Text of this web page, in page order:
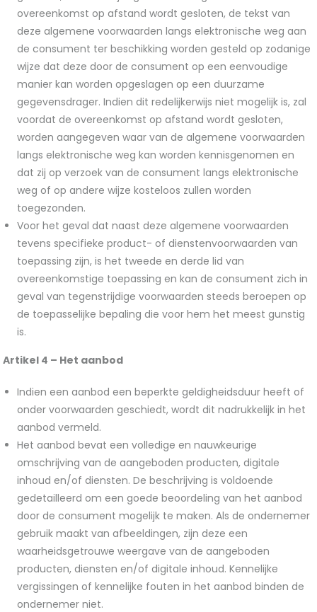
overeenkomst op afstand wordt gesloten, de tekst van
deze algemene voorwaarden langs elektronische weg aan
de consument ter beschikking worden gesteld op zodanige
wijze dat deze door de consument op een eenvoudige
manier kan worden opgeslagen op een duurzame
gegevensdrager. Indien dit redelijkerwijs niet mogelijk is, zal
voordat de overeenkomst op afstand wordt gesloten,
worden aangegeven waar van de algemene voorwaarden
langs elektronische weg kan worden kennisgenomen en
dat zij op verzoek van de consument langs elektronische
weg of op andere wijze kosteloos zullen worden
toegezonden.
Voor het geval dat naast deze algemene voorwaarden
tevens specifieke product- of dienstenvoorwaarden van
toepassing zijn, is het tweede en derde lid van
overeenkomstige toepassing en kan de consument zich in
geval van tegenstrijdige voorwaarden steeds beroepen op
de toepasselijke bepaling die voor hem het meest gunstig
is.
Artikel 4 – Het aanbod
Indien een aanbod een beperkte geldigheidsduur heeft of
onder voorwaarden geschiedt, wordt dit nadrukkelijk in het
aanbod vermeld.
Het aanbod bevat een volledige en nauwkeurige
omschrijving van de aangeboden producten, digitale
inhoud en/of diensten. De beschrijving is voldoende
gedetailleerd om een goede beoordeling van het aanbod
door de consument mogelijk te maken. Als de ondernemer
gebruik maakt van afbeeldingen, zijn deze een
waarheidsgetrouwe weergave van de aangeboden
producten, diensten en/of digitale inhoud. Kennelijke
vergissingen of kennelijke fouten in het aanbod binden de
ondernemer niet.